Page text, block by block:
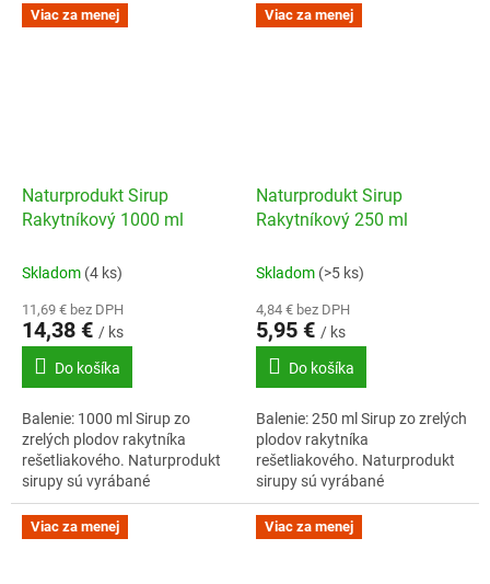
sviežou citrónovou vôňou.
Naturprodukt...
sviežou citrónovou vôňou.
Naturprodukt...
Viac za menej
Naturprodukt Sirup
Rakytníkový 1000 ml
Skladom (4 ks)
11,69 € bez DPH
14,38 € / ks
Do košíka
Balenie: 1000 ml Sirup zo
zrelých plodov rakytníka
rešetliakového. Naturprodukt
sirupy sú vyrábané
manufaktúrnym spôsobom,
bez pridaných aróm,
konzervantov či
Viac za menej
Naturprodukt Sirup
Rakytníkový 250 ml
Skladom (>5 ks)
4,84 € bez DPH
5,95 € / ks
Do košíka
Balenie: 250 ml Sirup zo zrelých
plodov rakytníka
rešetliakového. Naturprodukt
sirupy sú vyrábané
manufaktúrnym spôsobom,
bez pridaných aróm,
konzervantov či
Viac za menej Viac za menej